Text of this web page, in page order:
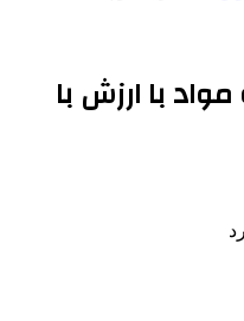
با ارزش با